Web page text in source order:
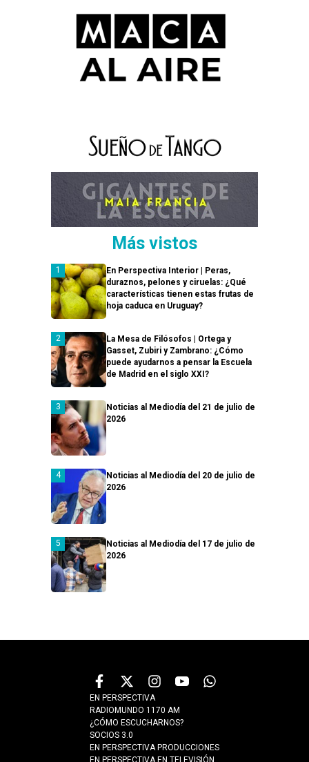
Más vistos
En Perspectiva Interior | Peras,
duraznos, pelones y ciruelas: ¿Qué
características tienen estas frutas de
hoja caduca en Uruguay?
La Mesa de Filósofos | Ortega y
Gasset, Zubiri y Zambrano: ¿Cómo
puede ayudarnos a pensar la Escuela
de Madrid en el siglo XXI?
Noticias al Mediodía del 21 de julio de
2026
Noticias al Mediodía del 20 de julio de
2026
Noticias al Mediodía del 17 de julio de
2026
EN PERSPECTIVA
RADIOMUNDO 1170 AM
¿CÓMO ESCUCHARNOS?
SOCIOS 3.0
EN PERSPECTIVA PRODUCCIONES
EN PERSPECTIVA EN TELEVISIÓN